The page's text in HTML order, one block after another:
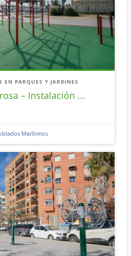
EN PARQUES Y JARDINES
– Instalación ...
Marítimos